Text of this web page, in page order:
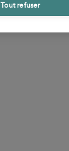
Tout refuser